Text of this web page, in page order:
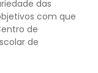
das
com que
de
de